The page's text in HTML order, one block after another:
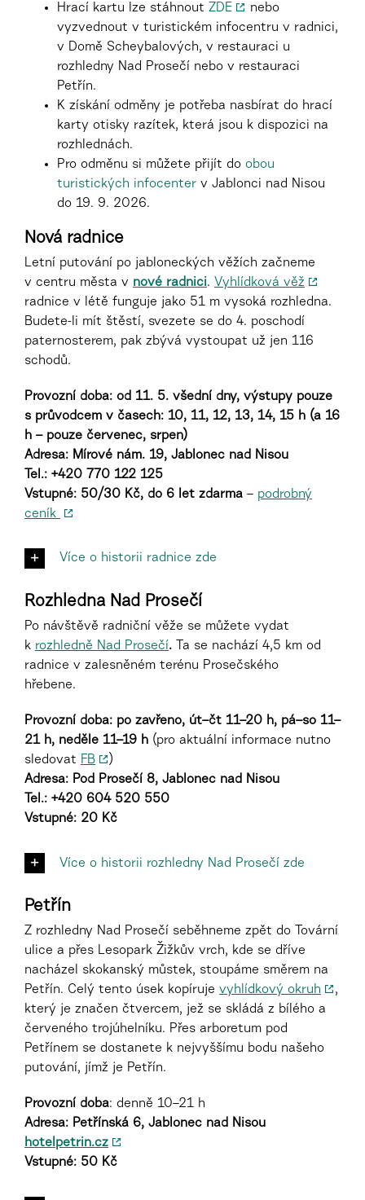
Hrací kartu lze stáhnout ZDE
nebo
vyzvednout v turistickém infocentru v radnici,
v Domě Scheybalových, v restauraci u
rozhledny Nad Prosečí nebo v restauraci
Petřín.
K získání odměny je potřeba nasbírat do hrací
karty otisky razítek, která jsou k dispozici na
rozhlednách.
Pro odměnu si můžete přijít do obou
turistických infocenter v Jablonci nad Nisou
do 19. 9. 2026.
Nová radnice
Letní putování po jabloneckých věžích začneme
v centru města v nové radnici. Vyhlídková věž
radnice v létě funguje jako 51 m vysoká rozhledna.
Budete-li mít štěstí, svezete se do 4. poschodí
paternosterem, pak zbývá vystoupat už jen 116
schodů.
Provozní doba: od 11. 5. všední dny, výstupy pouze
s průvodcem v časech: 10, 11, 12, 13, 14, 15 h (a 16
h – pouze červenec, srpen)
Adresa: Mírové nám. 19, Jablonec nad Nisou
Tel.: +420 770 122 125
Vstupné: 50/30 Kč, do 6 let zdarma – podrobný
ceník
Více o historii radnice zde
Rozhledna Nad Prosečí
Po návštěvě radniční věže se můžete vydat
k rozhledně Nad Prosečí. Ta se nachází 4,5 km od
radnice v zalesněném terénu Prosečského
hřebene.
Provozní doba: po zavřeno, út–čt 11–20 h, pá–so 11–
21 h, neděle 11–19 h (pro aktuální informace nutno
sledovat FB
)
Adresa: Pod Prosečí 8, Jablonec nad Nisou
Tel.: +420 604 520 550
Vstupné: 20 Kč
Více o historii rozhledny Nad Prosečí zde
Petřín
Z rozhledny Nad Prosečí seběhneme zpět do Tovární
ulice a přes Lesopark Žižkův vrch, kde se dříve
nacházel skokanský můstek, stoupáme směrem na
Petřín. Celý tento úsek kopíruje vyhlídkový okruh
,
který je značen čtvercem, jež se skládá z bílého a
červeného trojúhelníku. Přes arboretum pod
Petřínem se dostanete k nejvyššímu bodu našeho
putování, jímž je Petřín.
Provozní doba: denně 10–21 h
Adresa: Petřínská 6, Jablonec nad Nisou
hotelpetrin.cz
Vstupné: 50 Kč